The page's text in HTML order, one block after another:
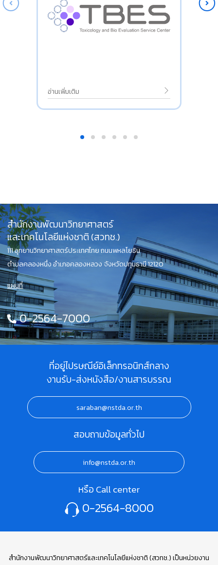
อ่านเพิ่มเติม
สำนักงานพัฒนาวิทยาศาสตร์
และเทคโนโลยีแห่งชาติ (สวทช.)
111 อุทยานวิทยาศาสตร์ประเทศไทย ถนนพหลโยธิน
ตำบลคลองหนึ่ง อำเภอคลองหลวง จังหวัดปทุมธานี 12120
แผนที่
0-2564-7000
ที่อยู่ไปรษณีย์อิเล็กทรอนิกส์กลาง
งานรับ-ส่งหนังสือ/งานสารบรรณ
saraban@nstda.or.th
สอบถามข้อมูลทั่วไป
info@nstda.or.th
หรือ Call center
0-2564-8000
สำนักงานพัฒนาวิทยาศาสตร์และเทคโนโลยีแห่งชาติ (สวทช.) เป็นหน่วยงาน